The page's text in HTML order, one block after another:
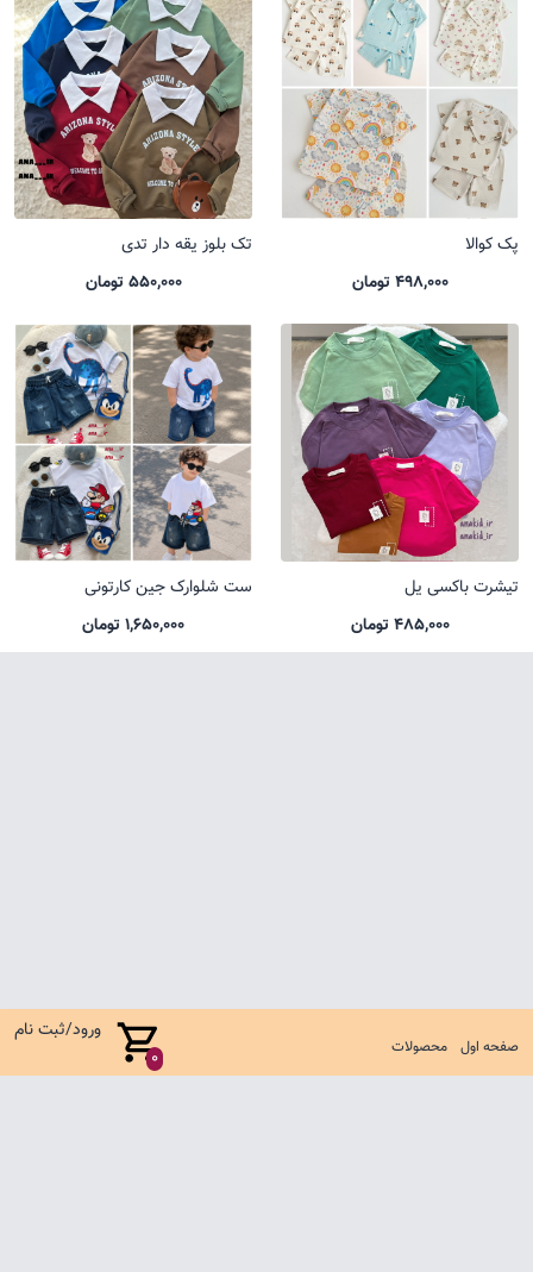
صفحه اول محصولات 0
ورود/ثبت نام
پک کوالا
498,000 تومان
تک بلوز یقه دار تدی
550,000 تومان
تیشرت باکسی یل
485,000 تومان
ست شلوارک جین کارتونی
1,650,000 تومان